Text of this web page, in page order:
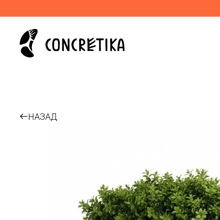
НАЗАД